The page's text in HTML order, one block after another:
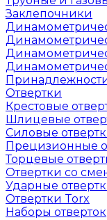
Заклепочники
Отвертки
Крестовые
Шлицевые
Силовые
Прецизионные
Торцевые
Отвертки со
Ударные
Отвертки Torx
Наборы отверток